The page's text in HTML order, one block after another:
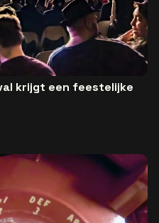
krijgt een feestelijke